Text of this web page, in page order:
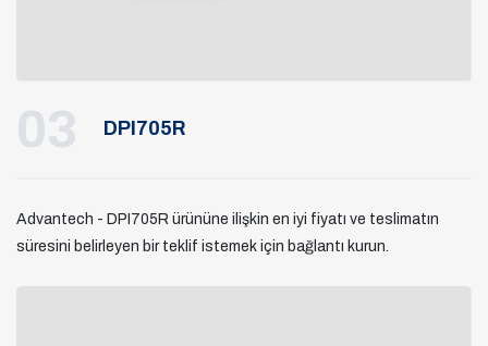
03 DPI705R
Advantech - DPI705R ürününe ilişkin en iyi fiyatı ve teslimatın
süresini belirleyen bir teklif istemek için bağlantı kurun.